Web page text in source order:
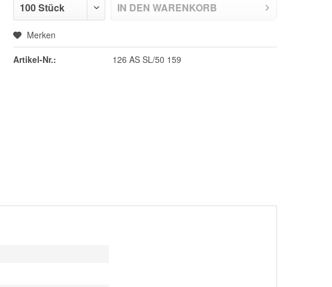
IN DEN WARENKORB
Merken
Artikel-Nr.: 126 AS SL/50 159